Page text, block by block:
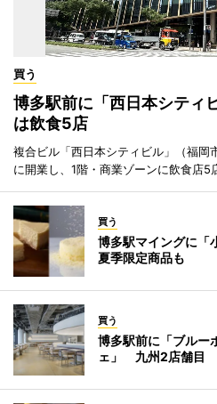
買う
博多駅前に「西日本シティ
は飲食5店
複合ビル「西日本シティビル」（福岡
に開業し、1階・商業ゾーンに飲食店5
買う
博多駅マイングに「
夏季限定商品も
買う
博多駅前に「ブルー
ェ」 九州2店舗目